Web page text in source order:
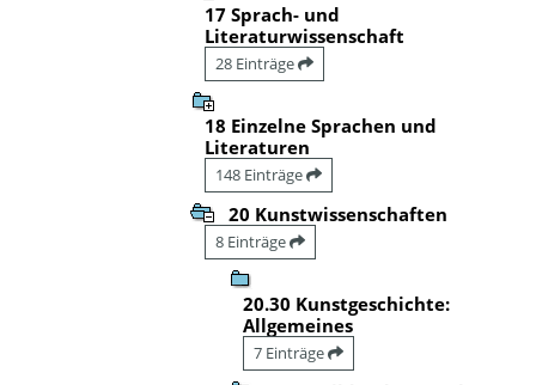
17 Sprach- und
Literaturwissenschaft
28 Einträge
18 Einzelne Sprachen und
Literaturen
148 Einträge
20 Kunstwissenschaften
8 Einträge
20.30 Kunstgeschichte:
Allgemeines
7 Einträge